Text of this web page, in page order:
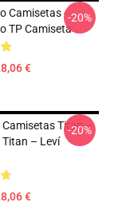
Camisetas -
TP Camiseta
€
-20%
Titan –
Titan – Leví
€
-20%